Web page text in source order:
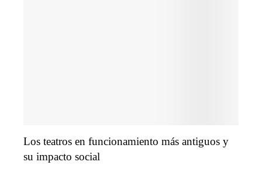
Los teatros en funcionamiento más antiguos y
su impacto social